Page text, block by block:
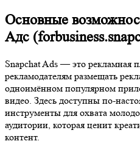
Основные
Адс
Snapchat Ads — это рекламная
рекламодателям размещать
одноимённом популярном
видео. Здесь доступны по-
инструменты для охвата
аудитории, которая ценит
контент.